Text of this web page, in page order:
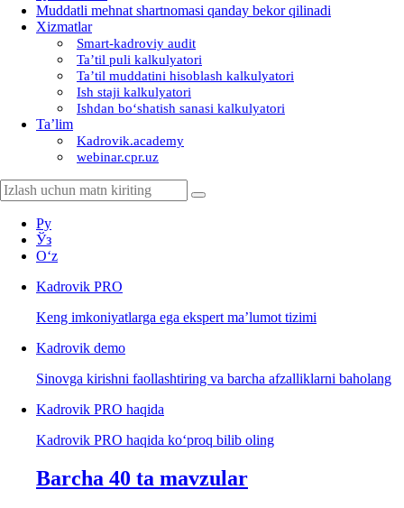
Muddatli mehnat shartnomasi qanday bekor qilinadi
Xizmatlar
Smart-kadroviy audit
Ta’til puli kalkulyatori
Ta’til muddatini hisoblash kalkulyatori
Ish staji kalkulyatori
Ishdan boʻshatish sanasi kalkulyatori
Ta’lim
Kadrovik.academy
webinar.cpr.uz
Ру
Ўз
Oʻz
Kadrovik PRO
Keng imkoniyatlarga ega ekspert ma’lumot tizimi
Kadrovik demo
Sinovga kirishni faollashtiring va barcha afzalliklarni baholang
Kadrovik PRO haqida
Kadrovik PRO haqida koʻproq bilib oling
Barcha 40 ta mavzular